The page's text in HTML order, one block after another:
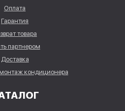
Оплата
Гарантия
товара
партнером
Доставка
кондиционера